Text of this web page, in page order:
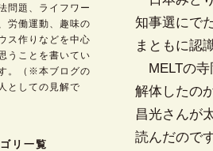
問題、ライフワー
労働運動、趣味の
ス作りなどを中心
うことを書いてい
。（※本ブログの
としての見解で
リ一覧
知事選にで
まともに認
MELTの寺
解体したの
昌光さんが
読んだので